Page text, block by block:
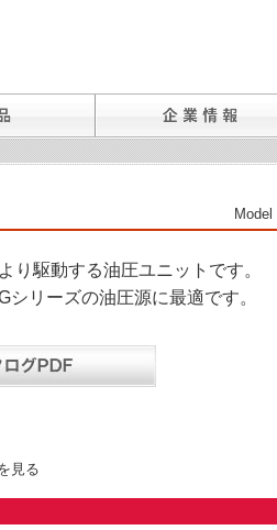
Model
り駆動する油圧ユニットです。
シリーズの油圧源に最適です。
見る